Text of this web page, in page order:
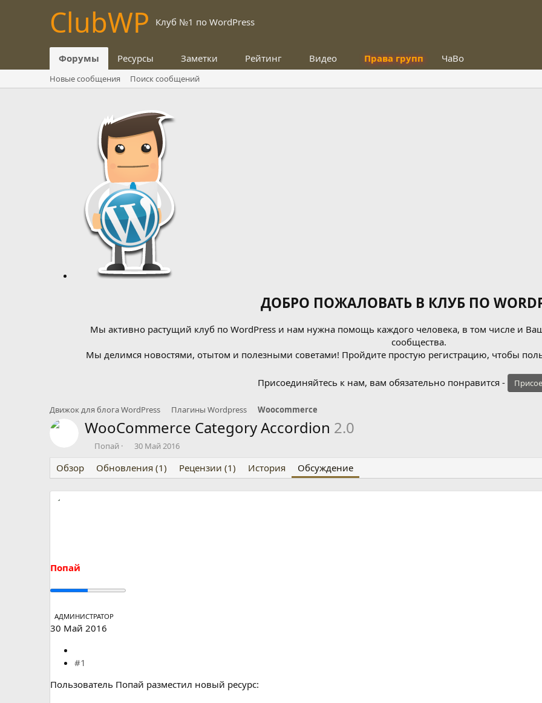
ClubWP Клуб №1 по WordPress
Форумы Ресурсы Заметки Рейтинг Видео Права групп ЧаВо
Новые сообщения Поиск сообщений
ДОБРО ПОЖАЛОВАТЬ В КЛУБ ПО
Мы активно растущий клуб по WordPress и нам нужна помощь каждого человека, в том числе и
сообщества.
Мы делимся новостями, отытом и полезными советами! Пройдите простую регистрацию, чтобы
Присоединяйтесь к нам, вам обязательно понравится -
Движок для блога WordPress Плагины Wordpress Woocommerce
WooCommerce Category Accordion 2.0
А
т
о
р
Попай
Д
т
а
н
30 Май 2016
Обзор Обновления (1) Рецензии (1) История Обсуждение
Попай
АДМИНИСТРАТОР
30 Май 2016
#1
Пользователь Попай разместил новый ресурс: